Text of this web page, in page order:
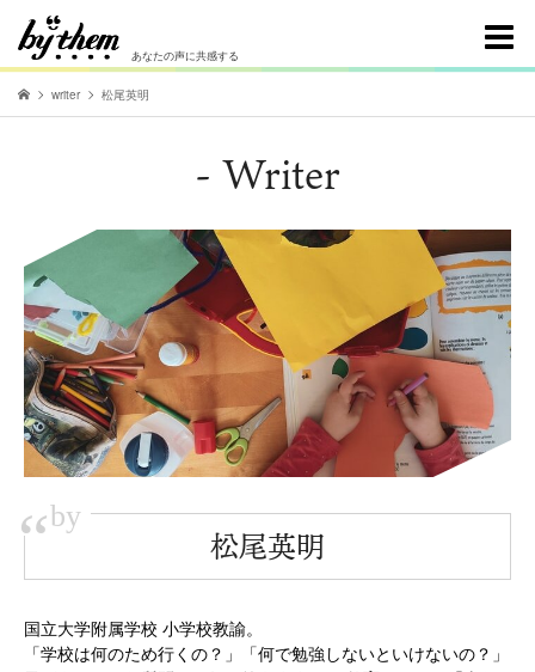
あなたの声に共感する
writer 松尾英明
- Writer
“by
松尾英明
国立大学附属学校 小学校教諭。
「学校は何のため行くの？」「何で勉強しないといけないの？」